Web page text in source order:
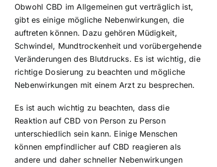
Obwohl CBD im Allgemeinen gut verträglich ist,
gibt es einige mögliche Nebenwirkungen, die
auftreten können. Dazu gehören Müdigkeit,
Schwindel, Mundtrockenheit und vorübergehende
Veränderungen des Blutdrucks. Es ist wichtig, die
richtige Dosierung zu beachten und mögliche
Nebenwirkungen mit einem Arzt zu besprechen.
Es ist auch wichtig zu beachten, dass die
Reaktion auf CBD von Person zu Person
unterschiedlich sein kann. Einige Menschen
können empfindlicher auf CBD reagieren als
andere und daher schneller Nebenwirkungen